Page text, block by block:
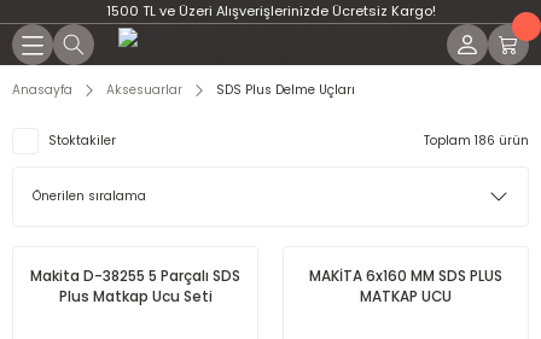
1500 TL ve Üzeri Alışverişlerinizde Ücretsiz Kargo!
Anasayfa Aksesuarlar SDS Plus Delme Uçları
Stoktakiler Toplam 186 ürün
Makita D-38255 5 Parçalı SDS
Plus Matkap Ucu Seti
MAKİTA 6x160 MM SDS PLUS
MATKAP UCU